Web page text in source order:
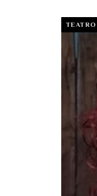
TEATRO